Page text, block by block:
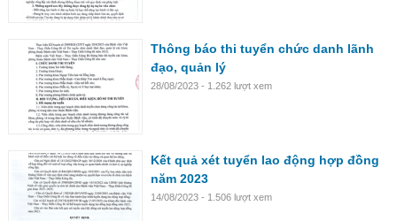
Thông báo thi tuyển chức danh lãnh
đạo, quản lý
28/08/2023 - 1.262 lượt xem
Kết quả xét tuyển lao động hợp đồng
năm 2023
14/08/2023 - 1.506 lượt xem